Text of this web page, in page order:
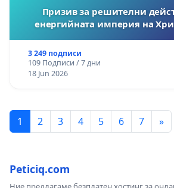
Призив за решителни
енергийната империя на
3 249 подписи
109 Подписи / 7 дни
18 Jun 2026
1 2 3 4 5 6 7 »
Peticiq.com